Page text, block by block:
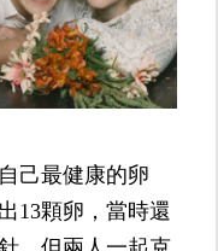
己最健康的卵
13顆卵，當時還